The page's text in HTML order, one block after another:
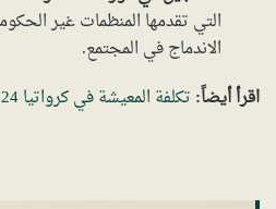
التي تقدمها المنظمات غير
الاندماج في المجتمع.
اقرأ أيضاً: تكلفة المعيشة في كرواتيا 2024